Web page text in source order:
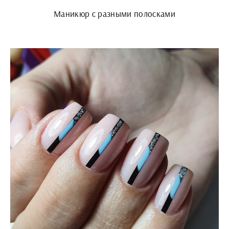
Маникюр с разными полосками